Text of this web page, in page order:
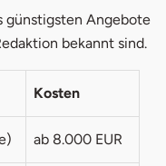
günstigsten Angebote
bekannt sind.
Kosten
ab 8.000 EUR